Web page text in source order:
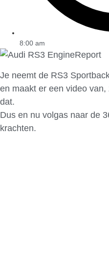
8:00 am
Je neemt de RS3
en maakt er een video
dat.
Dus en nu volgas naar de
krachten.